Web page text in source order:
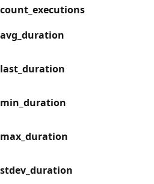
count_executions
avg_duration
last_duration
min_duration
max_duration
stdev_duration